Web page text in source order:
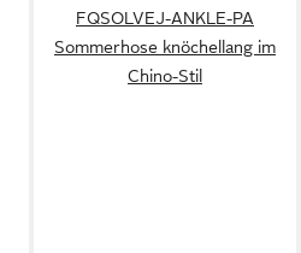
FQSOLVEJ-ANKLE-PA
Sommerhose knöchellang im
Chino-Stil